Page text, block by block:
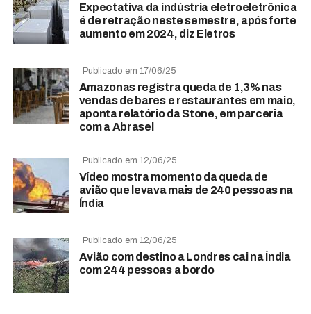
Expectativa da indústria eletroeletrônica
é de retração neste semestre, após forte
aumento em 2024, diz Eletros
Publicado em 17/06/25
Amazonas registra queda de 1,3% nas
vendas de bares e restaurantes em maio,
aponta relatório da Stone, em parceria
com a Abrasel
Publicado em 12/06/25
Vídeo mostra momento da queda de
avião que levava mais de 240 pessoas na
Índia
Publicado em 12/06/25
Avião com destino a Londres cai na Índia
com 244 pessoas a bordo